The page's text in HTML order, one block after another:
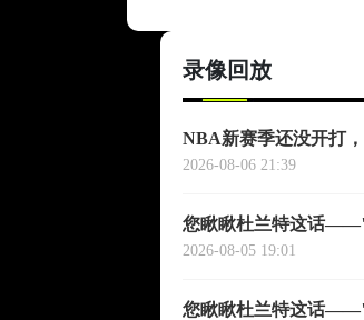
录像回放
NBA新赛季还没开打
2026-08-06 21:39
您瞅瞅杜兰特这话
2026-08-05 19:01
您瞅瞅杜兰特这话